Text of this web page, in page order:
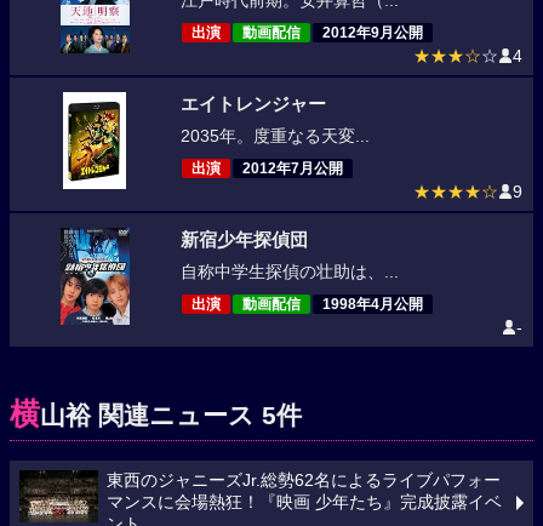
出演 動画配信 2012年9月公開
★★★☆☆ 4
エイトレンジャー
2035年。度重なる天変...
出演 2012年7月公開
★★★★☆ 9
新宿少年探偵団
自称中学生探偵の壮助は、...
出演 動画配信 1998年4月公開
-
横山裕 関連ニュース 5件
東西のジャニーズJr.総勢62名によるライブパフォー
マンスに会場熱狂！『映画 少年たち』完成披露イベ